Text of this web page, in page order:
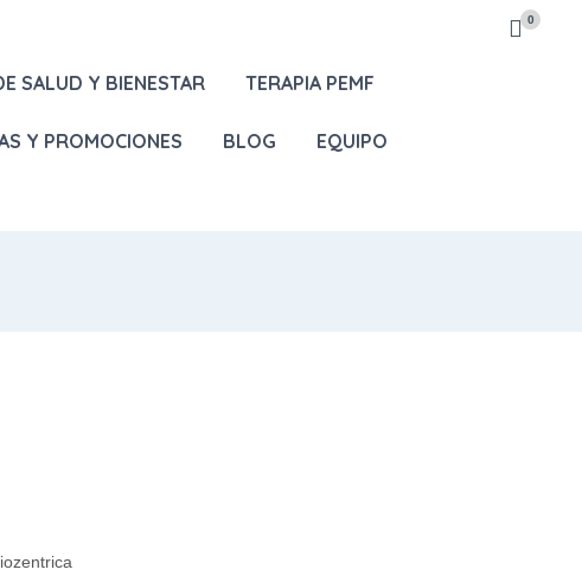
0
SALUD Y BIENESTAR TERAPIA PEMF
Y PROMOCIONES BLOG EQUIPO